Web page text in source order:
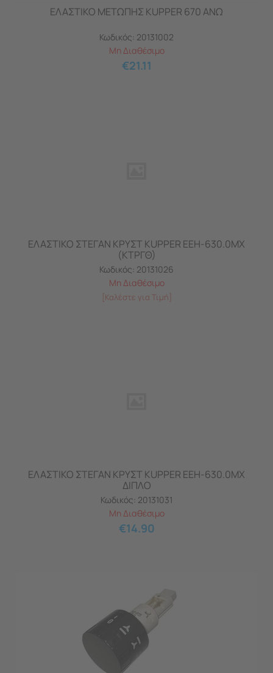
ΕΛΑΣΤΙΚΟ ΜΕΤΩΠΗΣ KUPPER 670 ΑΝΩ
Κωδικός: 20131002
Μη Διαθέσιμο
€21.11
ΕΛΑΣΤΙΚΟ ΣΤΕΓΑΝ ΚΡΥΣΤ KUPPER ΕΕΗ-630.0ΜΧ
(ΚΤΡΓΘ)
Κωδικός: 20131026
Μη Διαθέσιμο
[Καλέστε για Τιμή]
ΕΛΑΣΤΙΚΟ ΣΤΕΓΑΝ ΚΡΥΣΤ KUPPER ΕΕΗ-630.0ΜΧ
ΔΙΠΛΟ
Κωδικός: 20131031
Μη Διαθέσιμο
€14.90